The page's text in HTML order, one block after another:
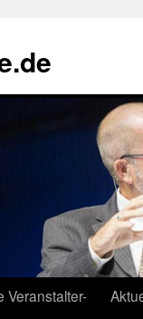
Veranstalter-